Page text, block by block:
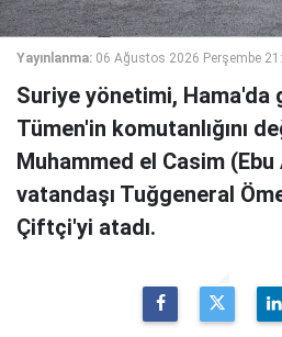
Yayınlanma: 06 Ağustos 2026 Perşembe
Suriye yönetimi, Hama'da
Tümen'in komutanlığını
Muhammed el Casim
vatandaşı Tuğgeneral
Çiftçi'yi atadı.